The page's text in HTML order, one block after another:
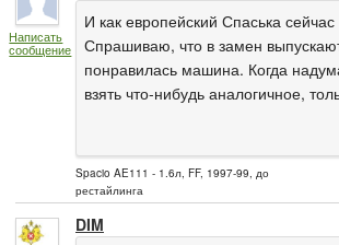
Написать
сообщение
И как европейский Спаська
Спрашиваю, что в замен
понравилась машина. Когда
взять что-нибудь аналогичное,
Spacio AE111 - 1.6л, FF, 1997-99, до
рестайлинга
DIM